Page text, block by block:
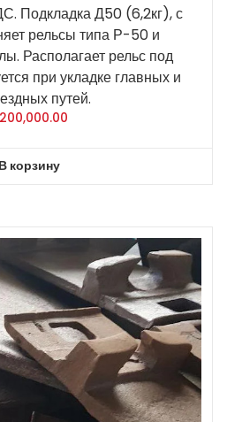
Подкладка Д50 (6,2кг), с
рельсы типа Р-50 и
Располагает рельс под
при укладке главных и
путей.
В корзину